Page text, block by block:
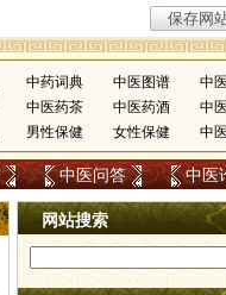
中药词典 中医图谱
中
中医药茶 中医药酒
中
男性保健 女性保健 中
中医问答 中医
网站搜索